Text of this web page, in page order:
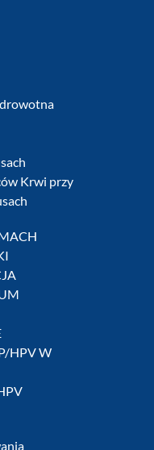
Krwi przy
HPV W